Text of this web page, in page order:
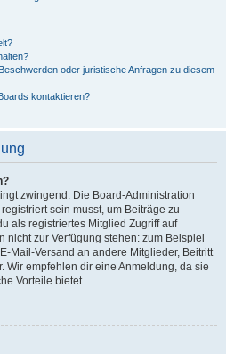
oder juristische Anfragen zu diesem
kontaktieren?
zwingend. Die Board-Administration
sein musst, um Beiträge zu
als registriertes Mitglied Zugriff auf
nicht zur Verfügung stehen: zum Beispiel
Mail-Versand an andere Mitglieder, Beitritt
Wir empfehlen dir eine Anmeldung, da sie
Vorteile bietet.